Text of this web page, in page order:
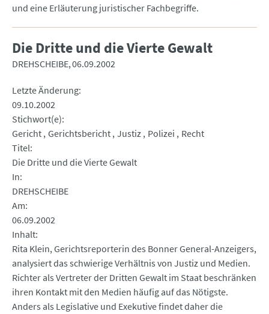
und eine Erläuterung juristischer Fachbegriffe.
Die Dritte und die Vierte Gewalt
DREHSCHEIBE 06.09.2002
Letzte Änderung
09.10.2002
Stichwort(e)
Gericht Gerichtsbericht Justiz Polizei
Recht
Titel
Die Dritte und die Vierte Gewalt
In
DREHSCHEIBE
Am
06.09.2002
Inhalt
Rita Klein, Gerichtsreporterin des Bonner General-Anzeigers,
analysiert das schwierige Verhältnis von Justiz und Medien.
Richter als Vertreter der Dritten Gewalt im Staat beschränken
ihren Kontakt mit den Medien häufig auf das Nötigste.
Anders als Legislative und Exekutive findet daher die